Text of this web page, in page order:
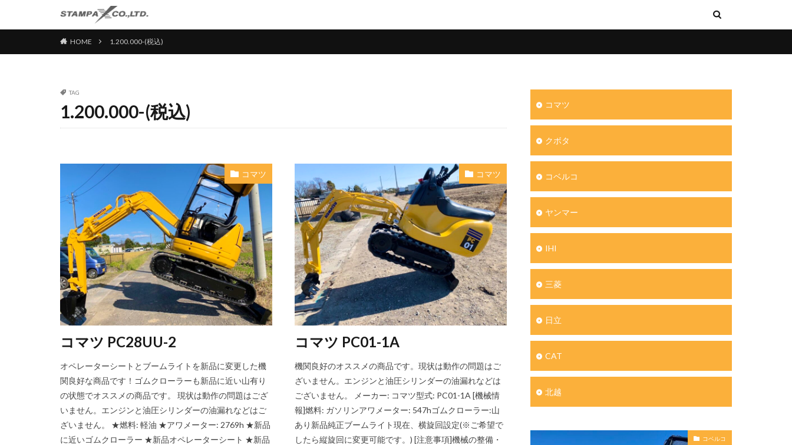
HOME 1.200.000-(税込)
TAG
1.200.000-(税込)
コマツ
コマツ PC28UU-2
オペレーターシートとブームライトを新品に変更した機
関良好な商品です！ゴムクローラーも新品に近い山有り
の状態でオススメの商品です。 現状は動作の問題はござ
いません。エンジンと油圧シリンダーの油漏れなどはご
ざいません。 ★燃料: 軽油 ★アワメーター: 2769h ★新品
に近いゴムクローラー ★新品オペレーターシート ★新品
コマツ
コマツ PC01-1A
機関良好のオススメの商品です。現状は動作の問題はご
ざいません。エンジンと油圧シリンダーの油漏れなどは
ございません。 メーカー: コマツ型式: PC01-1A [機械情
報]燃料: ガソリンアワメーター: 547hゴムクローラー:山
あり新品純正ブームライト現在、横旋回設定(※ご希望で
したら縦旋回に変更可能です。) [注意事項]機械の整備・
コマツ
クボタ
コベルコ
ヤンマー
IHI
三菱
日立
CAT
北越
コベルコ